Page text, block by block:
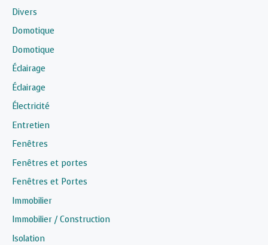
Divers
Domotique
Domotique
Éclairage
Éclairage
Électricité
Entretien
Fenêtres
Fenêtres et portes
Fenêtres et Portes
Immobilier
Immobilier / Construction
Isolation